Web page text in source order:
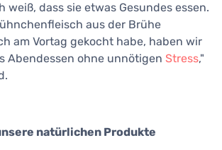
weiß, dass sie etwas Gesundes essen.
aus der Brühe
am Vortag gekocht habe, haben wir
Abendessen ohne unnötigen Stress,"
natürlichen Produkte